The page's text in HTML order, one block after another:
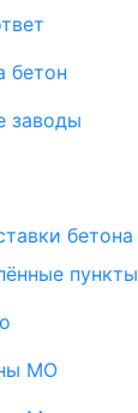
бетон
заводы
бетона
пункты
МО